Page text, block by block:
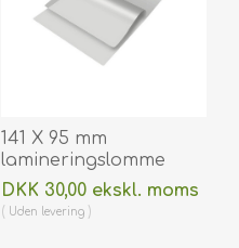
141 X 95 mm
lamineringslomme
blank / klar 125
micron / my til
varmlaminering 100
DKK 30,00 ekskl. moms
Uden levering